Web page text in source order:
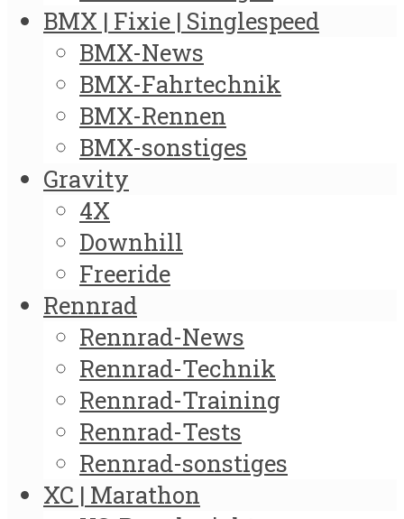
BMX | Fixie | Singlespeed
BMX-News
BMX-Fahrtechnik
BMX-Rennen
BMX-sonstiges
Gravity
4X
Downhill
Freeride
Rennrad
Rennrad-News
Rennrad-Technik
Rennrad-Training
Rennrad-Tests
Rennrad-sonstiges
XC | Marathon